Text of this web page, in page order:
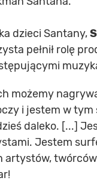
dzieci Santany,
pełnił rolę
możemy
i jestem w tym
daleko. [...]
Jestem
artystów,